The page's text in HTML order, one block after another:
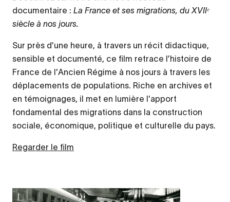
documentaire : La France et ses migrations, du XVIIᵉ
siècle à nos jours.
Sur près d’une heure, à travers un récit didactique,
sensible et documenté, ce film retrace l’histoire de
France de l'Ancien Régime à nos jours à travers les
déplacements de populations. Riche en archives et
en témoignages, il met en lumière l'apport
fondamental des migrations dans la construction
sociale, économique, politique et culturelle du pays.
Regarder le film